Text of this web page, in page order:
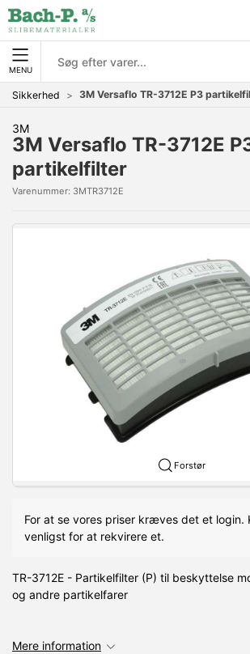
MENU
Sikkerhed 3M Versaflo TR-3712E P3
3M
3M Versaflo TR-3712E
partikelfilter
Varenummer: 3MTR3712E
Forstør
For at se vores priser kræves det et login.
venligst for at rekvirere et.
TR-3712E - Partikelfilter (P) til beskyttelse
og andre partikelfarer
Mere information